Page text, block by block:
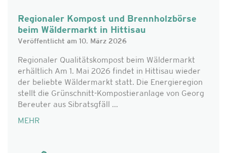
Regionaler Kompost und Brennholzbörse
beim Wäldermarkt in Hittisau
Veröffentlicht am 10. März 2026
Regionaler Qualitätskompost beim Wäldermarkt
erhältlich Am 1. Mai 2026 findet in Hittisau wieder
der beliebte Wäldermarkt statt. Die Energieregion
stellt die Grünschnitt-Kompostieranlage von Georg
Bereuter aus Sibratsgfäll ...
MEHR